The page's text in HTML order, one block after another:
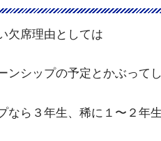
欠席理由としては
ンシップの予定とかぶって
なら３年生、稀に１〜２年